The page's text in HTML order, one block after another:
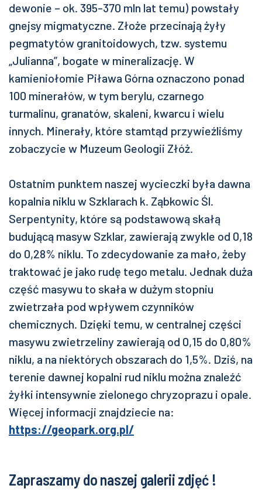
dewonie – ok. 395-370 mln lat temu) powstały
gnejsy migmatyczne. Złoże przecinają żyły
pegmatytów granitoidowych, tzw. systemu
„Julianna”, bogate w mineralizację. W
kamieniołomie Piława Górna oznaczono ponad
100 minerałów, w tym berylu, czarnego
turmalinu, granatów, skaleni, kwarcu i wielu
innych. Minerały, które stamtąd przywieźliśmy
zobaczycie w Muzeum Geologii Złóż.
Ostatnim punktem naszej wycieczki była dawna
kopalnia niklu w Szklarach k. Ząbkowic Śl.
Serpentynity, które są podstawową skałą
budującą masyw Szklar, zawierają zwykle od 0,18
do 0,28% niklu. To zdecydowanie za mało, żeby
traktować je jako rudę tego metalu. Jednak duża
część masywu to skała w dużym stopniu
zwietrzała pod wpływem czynników
chemicznych. Dzięki temu, w centralnej części
masywu zwietrzeliny zawierają od 0,15 do 0,80%
niklu, a na niektórych obszarach do 1,5%. Dziś, na
terenie dawnej kopalni rud niklu można znaleźć
żyłki intensywnie zielonego chryzoprazu i opale.
Więcej informacji znajdziecie na:
https://geopark.org.pl/
Zapraszamy do naszej galerii zdjęć !